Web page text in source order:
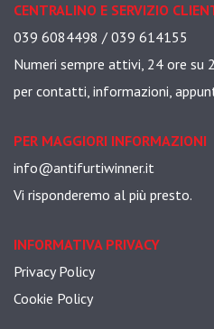
CENTRALINO E SERVIZIO
039 6084498 / 039 614155
Numeri sempre attivi, 24 ore su
per contatti, informazioni,
PER MAGGIORI INFORMAZIONI
info@antifurtiwinner.it
Vi risponderemo al più presto.
INFORMATIVA PRIVACY
Privacy Policy
Cookie Policy